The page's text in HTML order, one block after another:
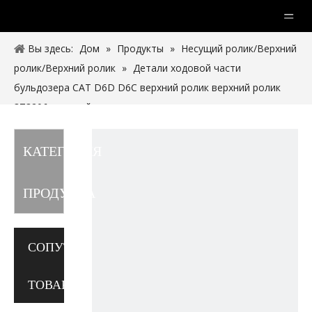
Вы здесь: Дом » Продукты » Несущий ролик/Верхний
ролик/Верхний ролик » Детали ходовой части
бульдозера CAT D6D D6C верхний ролик верхний ролик
3T3206 несущий ролик
КАТЕГОРИЯ
ПРОДУКТА
СОПУТСТВУЮЩИЕ
ТОВАРЫ